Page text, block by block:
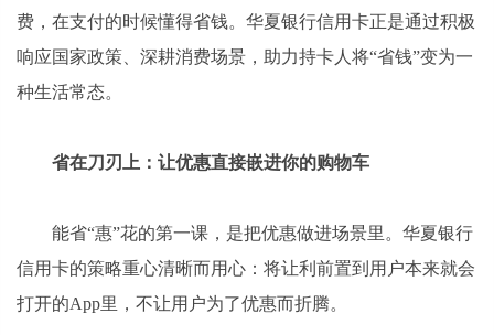
费，在支付的时候懂得省钱。华夏银行信用卡正是通过积极
响应国家政策、深耕消费场景，助力持卡人将“省钱”变为一
种生活常态。
省在刀刃上：让优惠直接嵌进你的购物车
能省“惠”花的第一课，是把优惠做进场景里。华夏银行
信用卡的策略重心清晰而用心：将让利前置到用户本来就会
打开的App里，不让用户为了优惠而折腾。